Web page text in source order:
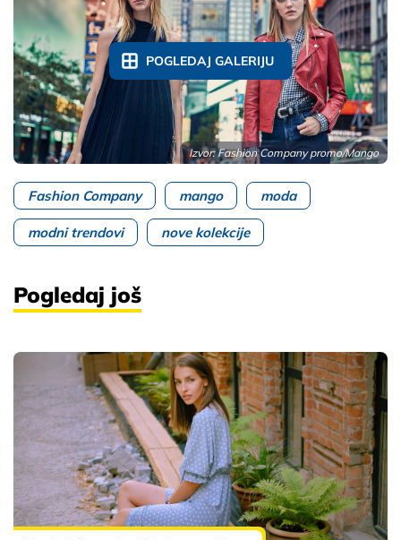
Izvor: Fashion Company promo/Mango
POGLEDAJ GALERIJU
Fashion Company mango moda
modni trendovi nove kolekcije
Pogledaj još